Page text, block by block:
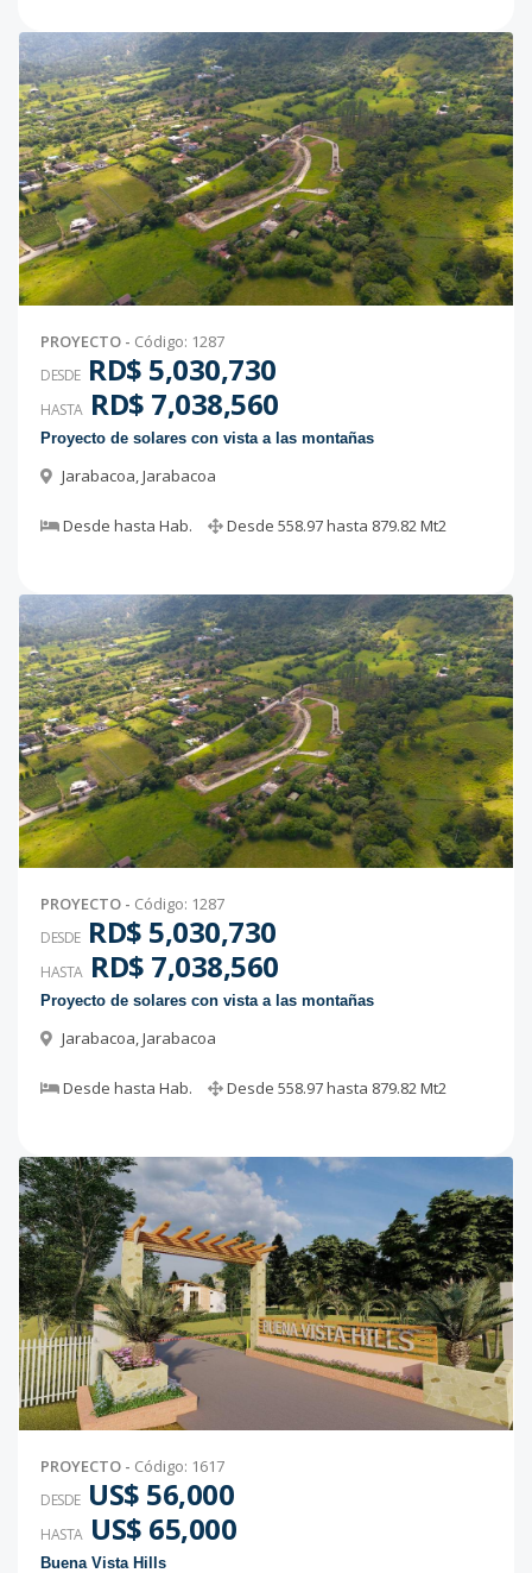
PROYECTO - Código: 1287
DESDE RD$ 5,030,730
HASTA RD$ 7,038,560
Proyecto de solares con vista a las montañas
Jarabacoa,Jarabacoa
Desde hasta Hab. Desde 558.97hasta 879.82Mt2
PROYECTO - Código: 1287
DESDE RD$ 5,030,730
HASTA RD$ 7,038,560
Proyecto de solares con vista a las montañas
Jarabacoa,Jarabacoa
Desde hasta Hab. Desde 558.97hasta 879.82Mt2
PROYECTO - Código: 1617
DESDE US$ 56,000
HASTA US$ 65,000
Buena Vista Hills